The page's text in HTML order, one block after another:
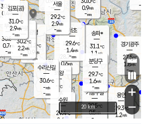
과천
28.7℃
0.6m/s
- mm
용인
29.3℃
1.2m/s
경기광주
27.5℃
1.8m/s
-mm
-
의왕
- ℃
m/s
mm
30.5℃
0.4 m/s
mm
광명
31.2 ℃
0.9 m/s
-mm
부천
30.8℃
0.7m/s
-mm
구로
30.2℃
2.2m/s
-mm
- mm
℃
0.9m/s
-mm
송파*
31.1℃
1.1 m/s
-mm
서초
29.6℃
1.4m/s
-mm
기흥구갈
29.5℃
0.5m/s
-
수리산길
30.6℃
-m/s
-mm
분당구
29.7℃
1.6m/s
-mm
김포(공)
31.0℃
2.9m/s
-mm
수원
29.4℃
2.4 m/s
서울
29.2℃
2.9m/s
-mm
+
−
20 km